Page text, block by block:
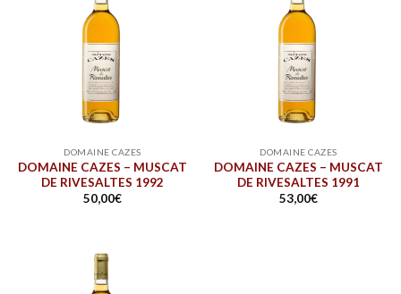
DOMAINE CAZES
DOMAINE CAZES – MUSCAT
DE RIVESALTES 1992
50,00€
DOMAINE CAZES
DOMAINE CAZES – MUSCAT
DE RIVESALTES 1991
53,00€